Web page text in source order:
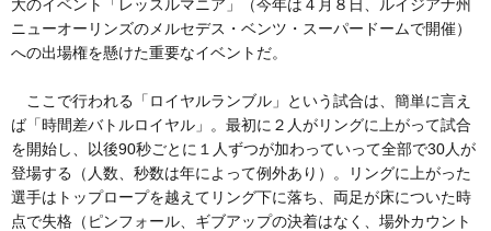
大のイベント「レッスルマニア」（今年は４月８日、ルイジアナ州
ニューオーリンズのメルセデス・ベンツ・スーパードームで開催）
への出場権を懸けた重要なイベントだ。
ここで行われる「ロイヤルランブル」という試合は、簡単に言え
ば「時間差バトルロイヤル」。最初に２人がリングに上がって試合
を開始し、以後90秒ごとに１人ずつが加わっていって全部で30人が
登場する（人数、秒数は年によって例外あり）。リングに上がった
選手はトップロープを越えてリング下に落ち、両足が床についた時
点で失格（ピンフォール、ギブアップの決着はなく、場外カウント